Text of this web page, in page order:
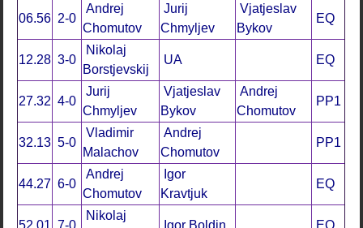
06.56 2-0
Andrej
Chomutov
Jurij
Chmyljev
Vjatjeslav
Bykov
EQ
12.28 3-0
Nikolaj
Borstjevskij
UA EQ
27.32 4-0
Jurij
Chmyljev
Vjatjeslav
Bykov
Andrej
Chomutov
PP1
32.13 5-0
Vladimir
Malachov
Andrej
Chomutov
PP1
44.27 6-0
Andrej
Chomutov
Igor
Kravtjuk
EQ
52.01 7-0
Nikolaj
Igor Boldin EQ